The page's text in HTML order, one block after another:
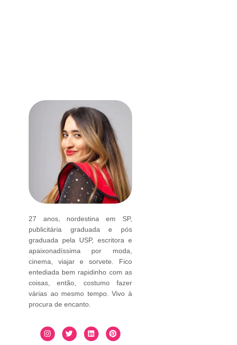
27 anos, nordestina em SP,
publicitária graduada e pós
graduada pela USP, escritora e
apaixonadíssima por moda,
cinema, viajar e sorvete. Fico
entediada bem rapidinho com as
coisas, então, costumo fazer
várias ao mesmo tempo. Vivo à
procura de encanto.